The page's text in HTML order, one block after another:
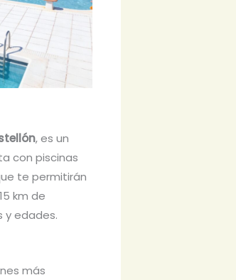
, es un
con piscinas
te permitirán
km de
y edades.
más